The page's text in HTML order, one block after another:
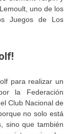
uno de los
Juegos de Los
para realizar un
la Federación
Club Nacional de
no solo está
sino que también